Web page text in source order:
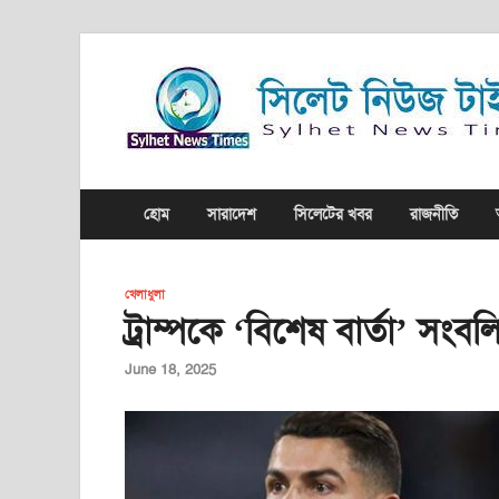
হোম সারাদেশ সিলেটের খবর রাজনীতি
খেলাধুলা
ট্রাম্পকে ‘বিশেষ বার্তা’
June 18, 2025